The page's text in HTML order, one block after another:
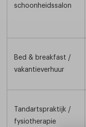
schoonheidssalon
Bed & breakfast /
vakantieverhuur
Tandartspraktijk /
fysiotherapie